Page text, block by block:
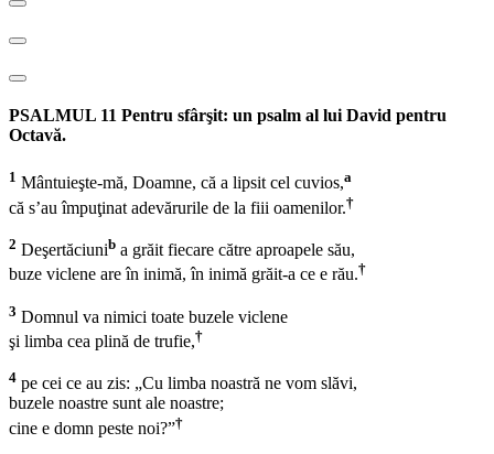
PSALMUL 11 Pentru sfârşit: un psalm al lui David pentru
Octavă.
1 Mântuieşte-mă, Doamne, că a lipsit cel cuvios,a
că s’au împuţinat adevărurile de la fiii oamenilor.†
2 Deşertăciunib a grăit fiecare către aproapele său,
buze viclene are în inimă, în inimă grăit-a ce e rău.†
3 Domnul va nimici toate buzele viclene
şi limba cea plină de trufie,†
4 pe cei ce au zis: „Cu limba noastră ne vom slăvi,
buzele noastre sunt ale noastre;
cine e domn peste noi?”†